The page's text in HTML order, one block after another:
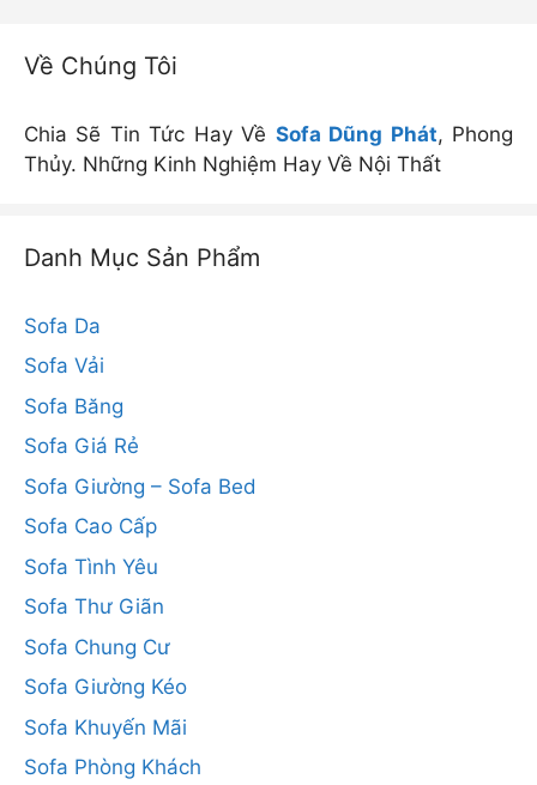
Về Chúng Tôi
Chia Sẽ Tin Tức Hay Về Sofa Dũng Phát, Phong
Thủy. Những Kinh Nghiệm Hay Về Nội Thất
Danh Mục Sản Phẩm
Sofa Da
Sofa Vải
Sofa Băng
Sofa Giá Rẻ
Sofa Giường – Sofa Bed
Sofa Cao Cấp
Sofa Tình Yêu
Sofa Thư Giãn
Sofa Chung Cư
Sofa Giường Kéo
Sofa Khuyến Mãi
Sofa Phòng Khách